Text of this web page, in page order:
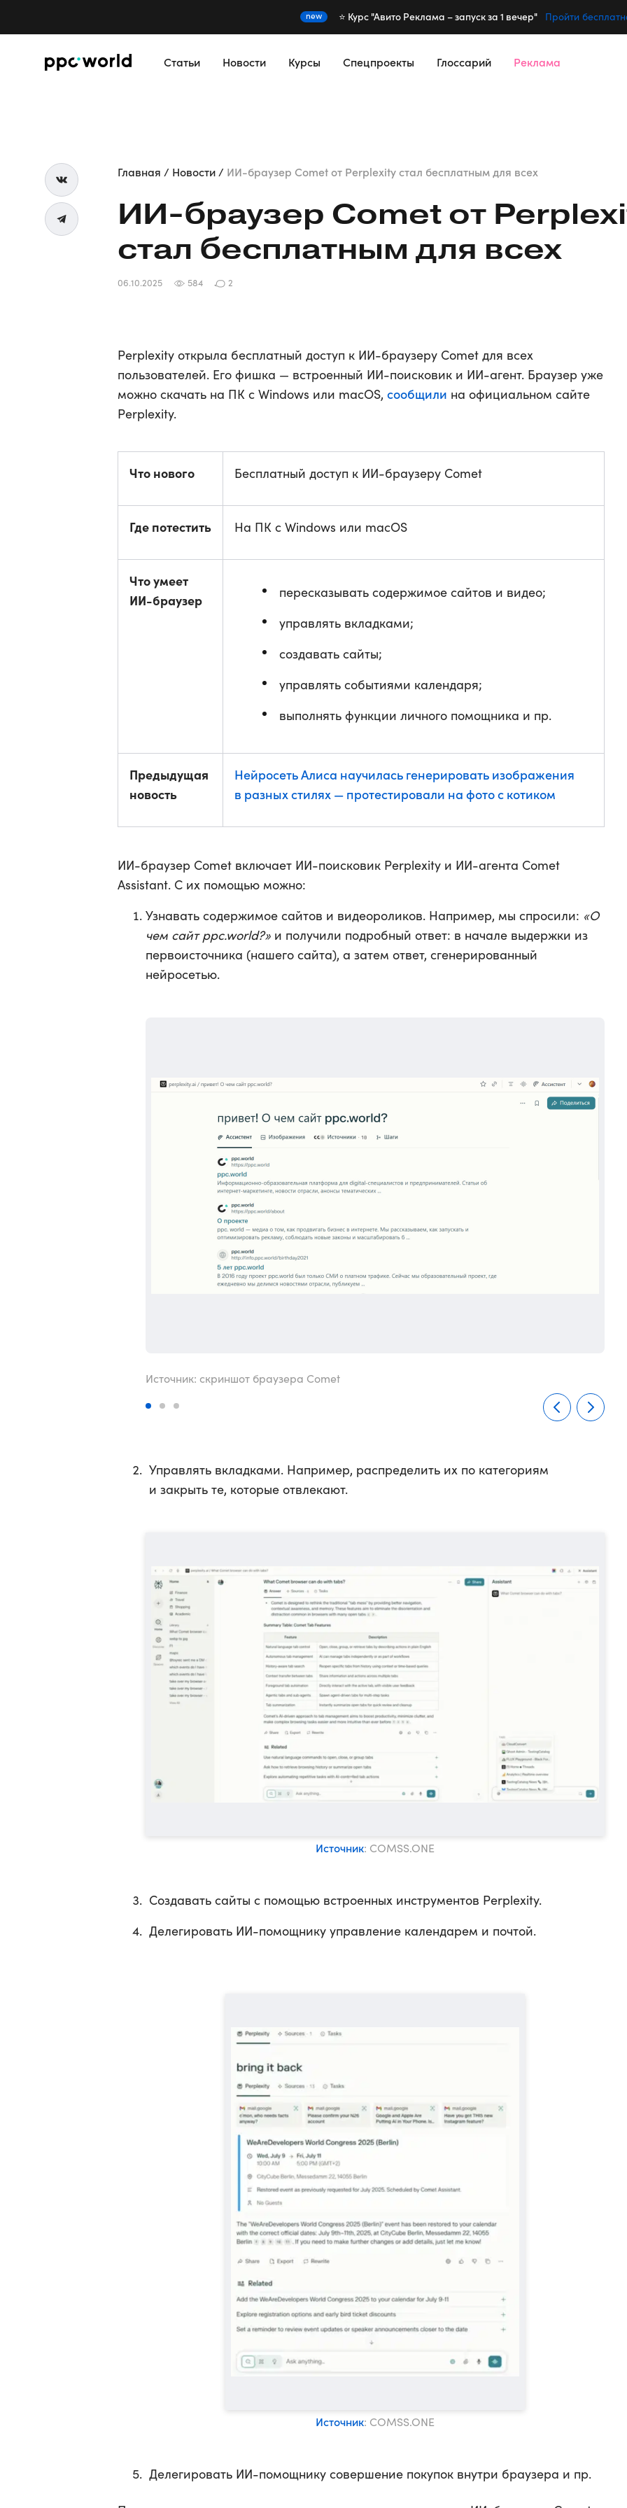
new ⭐️ Курс "Авито Реклама – запуск за 1 вечер" Пройти
Статьи Новости Курсы Спецпроекты Глоссарий Реклама
Главная Новости ИИ-браузер Comet от Perplexity стал бесплатным для всех
ИИ-браузер Comet от
стал бесплатным для всех
06.10.2025 584 2
Perplexity открыла бесплатный доступ к ИИ-браузеру Comet для всех
пользователей. Его фишка — встроенный ИИ-поисковик и ИИ-агент. Браузер уже
можно скачать на ПК с Windows или macOS, сообщили на официальном сайте
Perplexity.
Что нового Бесплатный доступ к ИИ-браузеру Comet
Где потестить На ПК с Windows или macOS
Что умеет
ИИ-браузер
пересказывать содержимое сайтов и видео;
управлять вкладками;
создавать сайты;
управлять событиями календаря;
выполнять функции личного помощника и пр.
Предыдущая
новость
Нейросеть Алиса научилась генерировать изображения
в разных стилях — протестировали на фото с котиком
ИИ-браузер Comet включает ИИ-поисковик Perplexity и ИИ-агента Comet
Assistant. С их помощью можно:
Узнавать содержимое сайтов и видеороликов. Например, мы спросили: «О
чем сайт ppc.world?» и получили подробный ответ: в начале выдержки из
первоисточника (нашего сайта), а затем ответ, сгенерированный
нейросетью.
Источник: скриншот браузера Comet
Управлять вкладками. Например, распределить их по категориям
и закрыть те, которые отвлекают.
Источник: COMSS.ONE
Создавать сайты с помощью встроенных инструментов Perplexity.
Делегировать ИИ-помощнику управление календарем и почтой.
Источник: COMSS.ONE
Делегировать ИИ-помощнику совершение покупок внутри браузера и пр.